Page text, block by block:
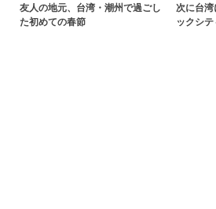
友人の地元、台湾・潮州で過ごし
た初めての春節
次に台
ックシ